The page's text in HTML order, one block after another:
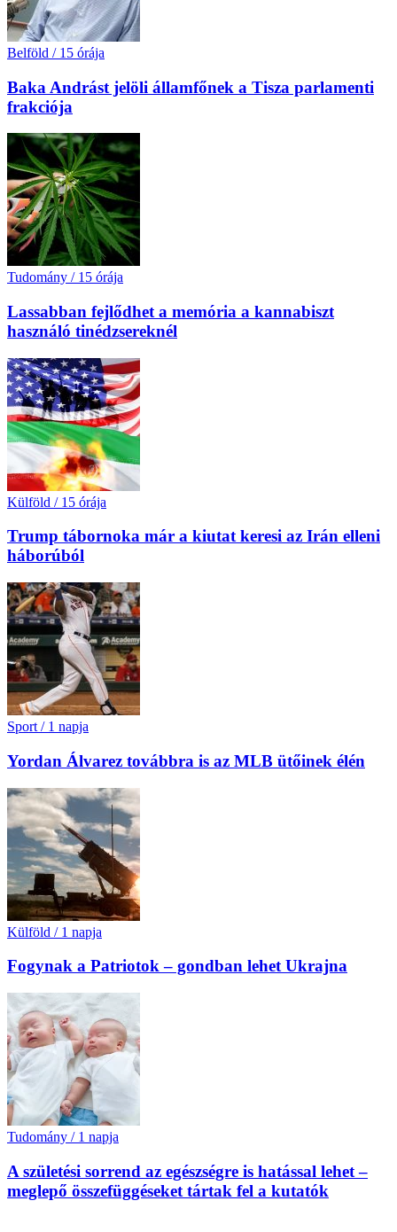
Belföld / 15 órája
Baka Andrást jelöli államfőnek a Tisza parlamenti
frakciója
Tudomány / 15 órája
Lassabban fejlődhet a memória a kannabiszt
használó tinédzsereknél
Külföld / 15 órája
Trump tábornoka már a kiutat keresi az Irán elleni
háborúból
Sport / 1 napja
Yordan Álvarez továbbra is az MLB ütőinek élén
Külföld / 1 napja
Fogynak a Patriotok – gondban lehet Ukrajna
Tudomány / 1 napja
A születési sorrend az egészségre is hatással lehet –
meglepő összefüggéseket tártak fel a kutatók